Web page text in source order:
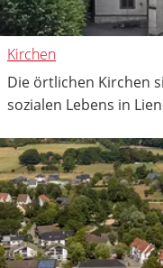
Kirchen
Die örtlichen Kirchen
sozialen Lebens in